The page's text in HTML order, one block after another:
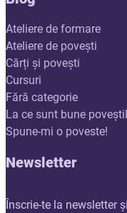
Ateliere de formare
Ateliere de povești
Cărți și povești
Cursuri
Fără categorie
La ce sunt bune
Spune-mi o poveste!
Newsletter
Înscrie-te la newsletter